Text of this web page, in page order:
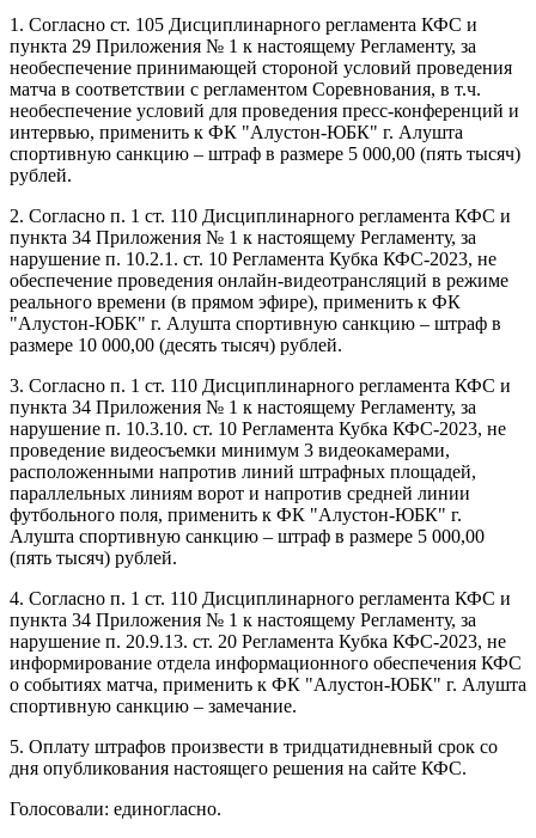
1. Согласно ст. 105 Дисциплинарного регламента КФС и
пункта 29 Приложения № 1 к настоящему Регламенту, за
необеспечение принимающей стороной условий проведения
матча в соответствии с регламентом Соревнования, в т.ч.
необеспечение условий для проведения пресс-конференций и
интервью, применить к ФК "Алустон-ЮБК" г. Алушта
спортивную санкцию – штраф в размере 5 000,00 (пять тысяч)
рублей.
2. Согласно п. 1 ст. 110 Дисциплинарного регламента КФС и
пункта 34 Приложения № 1 к настоящему Регламенту, за
нарушение п. 10.2.1. ст. 10 Регламента Кубка КФС-2023, не
обеспечение проведения онлайн-видеотрансляций в режиме
реального времени (в прямом эфире), применить к ФК
"Алустон-ЮБК" г. Алушта спортивную санкцию – штраф в
размере 10 000,00 (десять тысяч) рублей.
3. Согласно п. 1 ст. 110 Дисциплинарного регламента КФС и
пункта 34 Приложения № 1 к настоящему Регламенту, за
нарушение п. 10.3.10. ст. 10 Регламента Кубка КФС-2023, не
проведение видеосъемки минимум 3 видеокамерами,
расположенными напротив линий штрафных площадей,
параллельных линиям ворот и напротив средней линии
футбольного поля, применить к ФК "Алустон-ЮБК" г.
Алушта спортивную санкцию – штраф в размере 5 000,00
(пять тысяч) рублей.
4. Согласно п. 1 ст. 110 Дисциплинарного регламента КФС и
пункта 34 Приложения № 1 к настоящему Регламенту, за
нарушение п. 20.9.13. ст. 20 Регламента Кубка КФС-2023, не
информирование отдела информационного обеспечения КФС
о событиях матча, применить к ФК "Алустон-ЮБК" г. Алушта
спортивную санкцию – замечание.
5. Оплату штрафов произвести в тридцатидневный срок со
дня опубликования настоящего решения на сайте КФС.
Голосовали: единогласно.